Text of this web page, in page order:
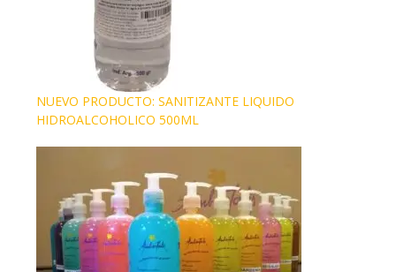
NUEVO PRODUCTO: SANITIZANTE LIQUIDO
HIDROALCOHOLICO 500ML